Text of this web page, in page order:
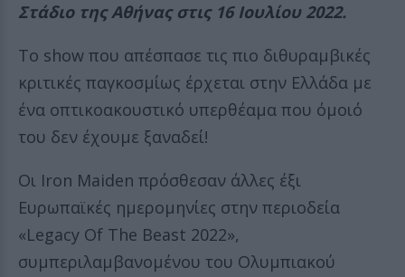
Στάδιο της Αθήνας στις 16 Ιουλίου 2022.
Το show που απέσπασε τις πιο διθυραμβικές
κριτικές παγκοσμίως έρχεται στην Ελλάδα με
ένα οπτικοακουστικό υπερθέαμα που όμοιό
του δεν έχουμε ξαναδεί!
Οι Iron Maiden πρόσθεσαν άλλες έξι
Ευρωπαϊκές ημερομηνίες στην περιοδεία
«Legacy Of The Beast 2022»,
συμπεριλαμβανομένου του Ολυμπιακού